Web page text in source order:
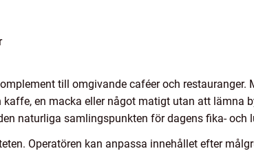
till omgivande caféer och restauranger.
en macka eller något matigt utan att lämna
naturliga samlingspunkten för dagens fika- och
Operatören kan anpassa innehållet efter